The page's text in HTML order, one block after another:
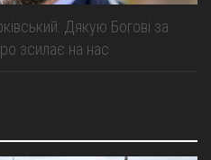
Дякую Богові за
зсилає на нас